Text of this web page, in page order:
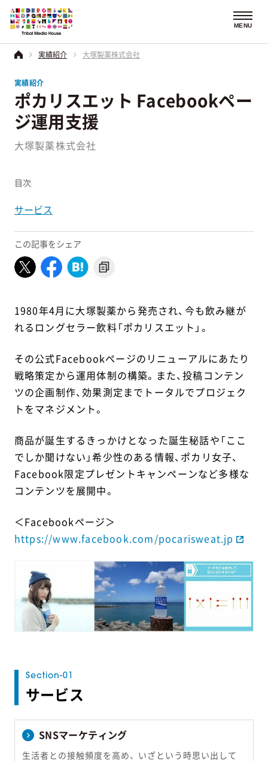
MENU
実績紹介 大塚製薬株式会社
実績紹介
ポカリスエット Facebookペー
ジ運用支援
大塚製薬株式会社
1980年4月に大塚製薬から発売され、今も飲み継が
れるロングセラー飲料「ポカリスエット」。
その公式Facebookページのリニューアルにあたり
戦略策定から運用体制の構築。また、投稿コンテン
ツの企画制作、効果測定までトータルでプロジェク
トをマネジメント。
商品が誕生するきっかけとなった誕生秘話や「ここ
でしか聞けない」希少性のある情報、ポカリ女子、
Facebook限定プレゼントキャンペーンなど多様な
コンテンツを展開中。
＜Facebookページ＞
https://www.facebook.com/pocarisweat.jp
サービス
SNSマーケティング
生活者との接触頻度を高め、 いざという時思い出して
目次
サービス
この記事をシェア